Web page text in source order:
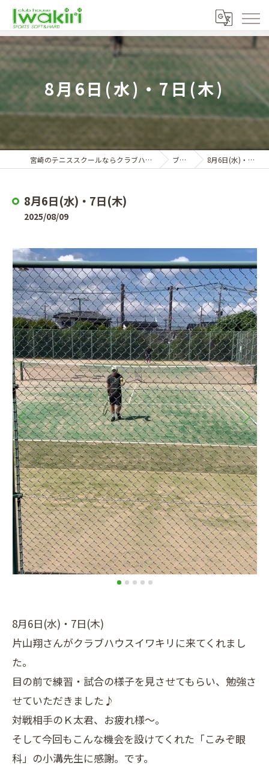
8月6日(水)・7日(木)
宮崎のテニススクールならクラブハウスイワキリ ブログ 8月6日(水)・7日(木)
8月6日(水)・7日(木)
2025/08/09
8月6日(水)・7日(木)
片山翔さんがクラブハウスイワキリに来てくれまし
た。
目の前で練習・試合の様子を見させてもらい、勉強さ
せていただきました♪
対戦相手のＫ太君、お疲れ様〜。
そして今回もこんな機会を設けてくれた「こみぞ眼
科」の小溝先生に感謝。です。